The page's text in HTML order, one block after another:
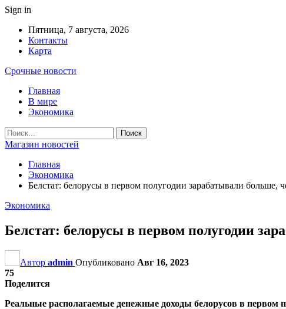
Sign in
Пятница, 7 августа, 2026
Контакты
Карта
Срочные новости
Главная
В мире
Экономика
Магазин новостей
Главная
Экономика
Белстат: белорусы в первом полугодии зарабатывали больше,
Экономика
Белстат: белорусы в первом полугодии
Автор admin Опубликовано Авг 16, 2023
75
Поделится
Реальные располагаемые денежные доходы белорусов в первом